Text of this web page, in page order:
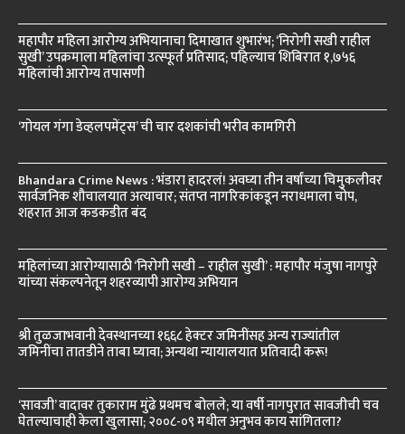
महापौर महिला आरोग्य अभियानाचा दिमाखात शुभारंभ; ‘निरोगी सखी राहील
सुखी’ उपक्रमाला महिलांचा उत्स्फूर्त प्रतिसाद; पहिल्याच शिबिरात १,७५६
महिलांची आरोग्य तपासणी
‘गोयल गंगा डेव्हलपमेंट्स’ ची चार दशकांची भरीव कामगिरी
Bhandara Crime News : भंडारा हादरलं! अवघ्या तीन वर्षांच्या चिमुकलीवर
सार्वजनिक शौचालयात अत्याचार; संतप्त नागरिकांकडून नराधमाला चोप,
शहरात आज कडकडीत बंद
महिलांच्या आरोग्यासाठी ‘निरोगी सखी – राहील सुखी’ : महापौर मंजुषा नागपुरे
यांच्या संकल्पनेतून शहरव्यापी आरोग्य अभियान
श्री तुळजाभवानी देवस्थानच्या १६६८ हेक्टर जमिनींसह अन्य राज्यांतील
जमिनींचा तातडीने ताबा घ्यावा; अन्यथा न्यायालयात प्रतिवादी करू!
‘सावजी’ वादावर तुकाराम मुंढे प्रथमच बोलले; या वर्षी नागपुरात सावजीची चव
घेतल्याचाही केला खुलासा; २००८-०९ मधील अनुभव काय सांगितला?